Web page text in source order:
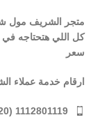
متجر الشريف مول
كل اللي هتحتاجه
سعر
ارقام خدمة عملاء
1112801119